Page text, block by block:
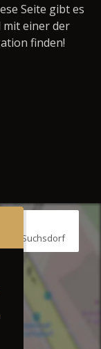
Seite gibt es
mit einer der
finden!
Kiel-Suchsdorf